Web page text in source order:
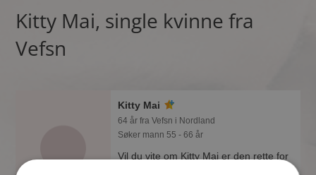
Kitty Mai, single kvinne fra
Vefsn
Kitty Mai
64 år fra Vefsn i Nordland
Søker mann 55 - 66 år
Vil du vite om Kitty Mai er den rette for